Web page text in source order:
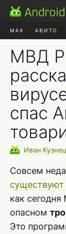
MAX АВИТО
МВД
спас
Иван
Совсем
существуют
как
опасном
Это